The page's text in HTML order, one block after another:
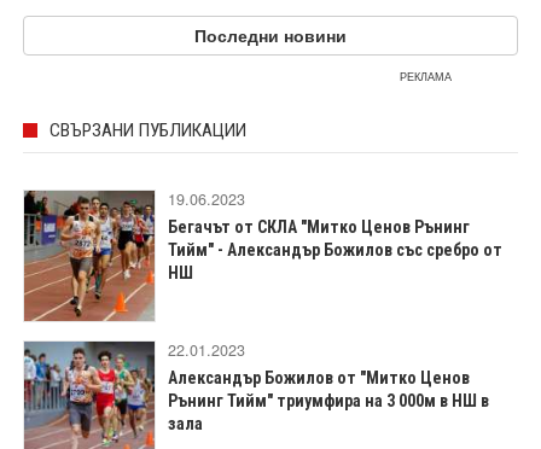
Последни новини
РЕКЛАМА
СВЪРЗАНИ ПУБЛИКАЦИИ
19.06.2023
Бегачът от СКЛА "Митко Ценов Рънинг
Тийм" - Александър Божилов със сребро от
НШ
22.01.2023
Александър Божилов от "Митко Ценов
Рънинг Тийм" триумфира на 3 000м в НШ в
зала